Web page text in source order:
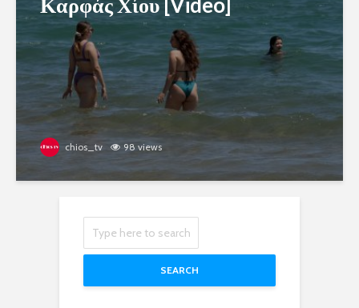
chios_tv 98 views
SEARCH